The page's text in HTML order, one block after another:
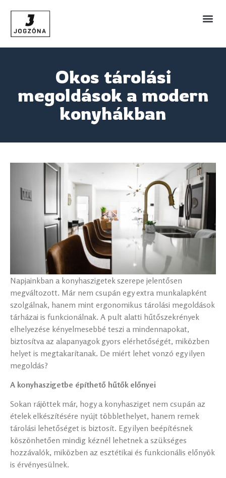
Okos tárolási
megoldások a modern
konyhákban
Napjainkban a konyhaszigetek szerepe jelentősen
megváltozott. Már nem csupán egy extra munkalapként
szolgálnak, hanem mint ergonomikus tárolási megoldások
tárházai is funkcionálnak. A pult alatti hűtőszekrények
elhelyezése kényelmesebbé teszi a mindennapokat,
biztosítva az alapanyagok gyors elérhetőségét, miközben
helyet is megtakarítanak. De miért lehet vonzó egy ilyen
megoldás?
A konyhaszigetbe építhető hűtők előnyei
Sokan rájöttek már, hogy a konyhasziget nem csupán az
ételek elkészítésére nyújt többlethelyet, hanem remek
tárolási lehetőséget is biztosít. Egy ilyen beépítésnek
köszönhetően mindig kéznél lehetnek a szükséges
hozzávalók, miközben az esztétikai és funkcionális előnyök
is érvényesülnek.